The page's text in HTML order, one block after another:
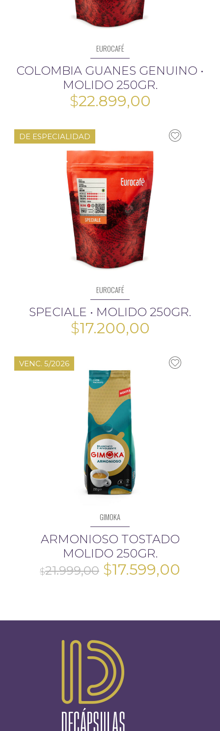
EUROCAFÉ
COLOMBIA GUANES GENUINO •
MOLIDO 250GR.
$22.899,00
DE ESPECIALIDAD
EUROCAFÉ
SPECIALE • MOLIDO 250GR.
$17.200,00
VENC. 5/2026
GIMOKA
ARMONIOSO TOSTADO
MOLIDO 250GR.
El
era:
$21.999,00.
$17.599,00
es: